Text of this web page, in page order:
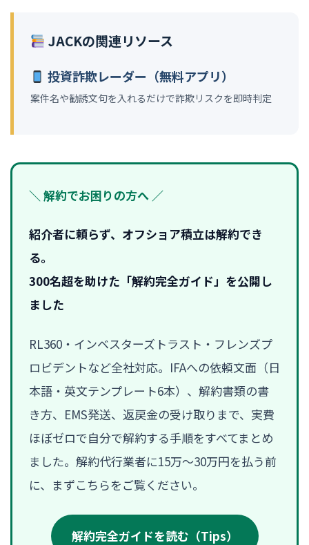
JACKの関連リソース
投資詐欺レーダー（無料アプリ）
案件名や勧誘文句を入れるだけで詐欺リスクを即時判定
＼ 解約でお困りの方へ ／
紹介者に頼らず、オフショア積立は解約でき
る。
300名超を助けた「解約完全ガイド」を公開し
ました
RL360・インベスターズトラスト・フレンズプ
ロビデントなど全社対応。IFAへの依頼文面（日
本語・英文テンプレート6本）、解約書類の書
き方、EMS発送、返戻金の受け取りまで、実費
ほぼゼロで自分で解約する手順をすべてまとめ
ました。解約代行業者に15万〜30万円を払う前
に、まずこちらをご覧ください。
解約完全ガイドを読む（Tips）